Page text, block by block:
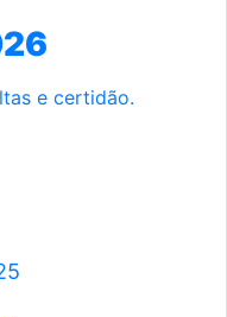
e certidão.